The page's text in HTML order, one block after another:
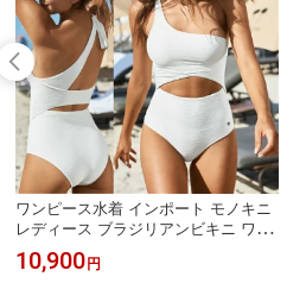
ワンピース水着 インポート モノキニ
レディース ブラジリアンビキニ ワン
ショルダー セクシー かわいい おしゃ
れ シンプル レディース リゾート ビ
10,900 円